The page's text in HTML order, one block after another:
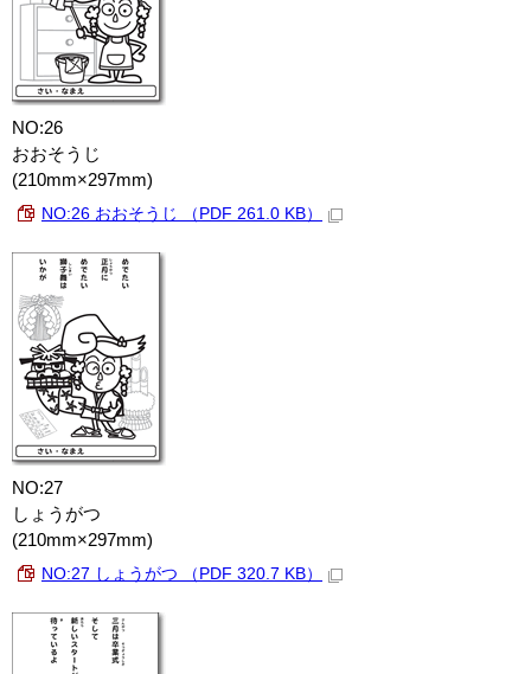
NO:26
おおそうじ
(210mm×297mm)
NO:26 おおそうじ （PDF 261.0 KB）
NO:27
しょうがつ
(210mm×297mm)
NO:27 しょうがつ （PDF 320.7 KB）